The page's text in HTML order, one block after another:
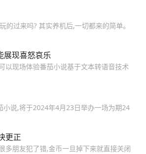
过来吗? 其实养机后,一切都来的简单。
展现喜怒哀乐
以现场体验番茄小说基于文本转语音技术
小说,将于2024年4月23日举办一场为期24
更正
多朋友犯了错,金币一旦掉下来就直接关闭